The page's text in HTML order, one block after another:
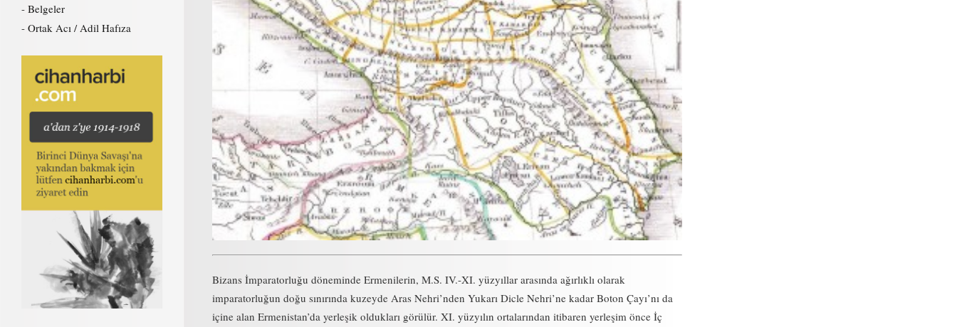
Belgeler
Ortak Acı / Adil Hafıza
Bizans İmparatorluğu döneminde Ermenilerin, M.S. IV.-XI. yüzyıllar arasında ağırlıklı olarak
imparatorluğun doğu sınırında kuzeyde Aras Nehri’nden Yukarı Dicle Nehri’ne kadar Boton Çayı’nı da
içine alan Ermenistan’da yerleşik oldukları görülür. XI. yüzyılın ortalarından itibaren yerleşim önce İç